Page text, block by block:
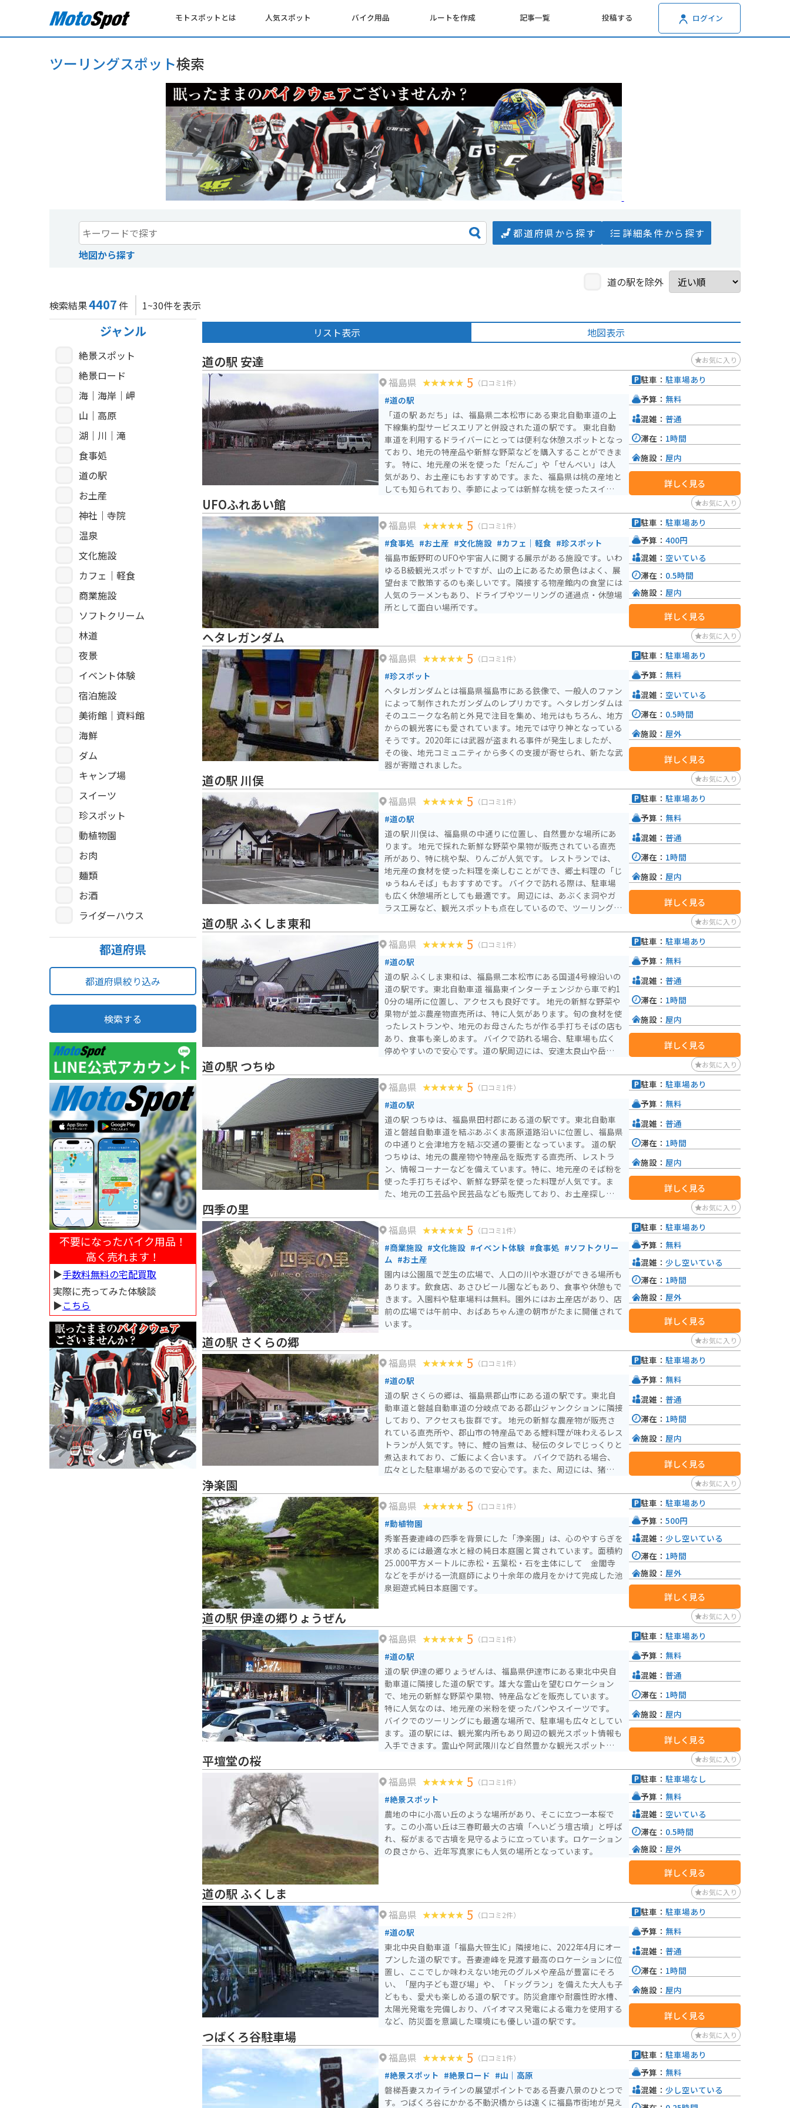
モトスポットとは 人気スポット バイク用品 ルートを作成 記事一覧 投稿する ログイン
ツーリングスポット検索
都道府県から探す
詳細条件から探す
地図から探す
道の駅を除外
検索結果4407件 1~30件を表示
ジャンル
絶景スポット
絶景ロード
海｜海岸｜岬
山｜高原
湖｜川｜滝
食事処
道の駅
お土産
神社｜寺院
温泉
文化施設
カフェ｜軽食
商業施設
ソフトクリーム
林道
夜景
イベント体験
宿泊施設
美術館｜資料館
海鮮
ダム
キャンプ場
スイーツ
珍スポット
動植物園
お肉
麺類
お酒
ライダーハウス
都道府県
都道府県絞り込み
検索する
不要になったバイク用品！
高く売れます！
▶︎手数料無料の宅配買取
実際に売ってみた体験談
▶︎こちら
リスト表示 地図表示
道の駅 安達 お気に入り
福島県 5 （口コミ1件）
#道の駅
「道の駅 あだち」は、福島県二本松市にある東北自動車道の上
下線集約型サービスエリアと併設された道の駅です。 東北自動
車道を利用するドライバーにとっては便利な休憩スポットとなっ
ており、地元の特産品や新鮮な野菜などを購入することができま
す。 特に、地元産の米を使った「だんご」や「せんべい」は人
気があり、お土産にもおすすめです。また、福島県は桃の産地と
しても知られており、季節によっては新鮮な桃を使ったスイーツ
広く確保されているので安心して立ち寄ることができます。道の
駅周辺には、安達太良山や岳温泉など、観光スポットも点在して
いるので、ツーリングの拠点としてもおすすめです。
駐車： 駐車場あり
予算： 無料
混雑： 普通
滞在： 1時間
施設： 屋内
詳しく見る
UFOふれあい館 お気に入り
福島県 5 （口コミ1件）
#食事処 #お土産 #文化施設 #カフェ｜軽食 #珍スポット
福島市飯野町のUFOや宇宙人に関する展示がある施設です。いわ
ゆるB級観光スポットですが、山の上にあるため景色はよく、展
望台まで散策するのも楽しいです。隣接する物産館内の食堂には
人気のラーメンもあり、ドライブやツーリングの通過点・休憩場
所として面白い場所です。
駐車： 駐車場あり
予算： 400円
混雑： 空いている
滞在： 0.5時間
施設： 屋内
詳しく見る
ヘタレガンダム お気に入り
福島県 5 （口コミ1件）
#珍スポット
ヘタレガンダムとは福島県福島市にある鉄像で、一般人のファン
によって制作されたガンダムのレプリカです。ヘタレガンダムは
そのユニークな名前と外見で注目を集め、地元はもちろん、地方
からの観光客にも愛されています。地元では守り神となっている
そうです。2020年には武器が盗まれる事件が発生しましたが、
その後、地元コミュニティから多くの支援が寄せられ、新たな武
器が寄贈されました。
駐車： 駐車場あり
予算： 無料
混雑： 空いている
滞在： 0.5時間
施設： 屋外
詳しく見る
道の駅 川俣 お気に入り
福島県 5 （口コミ1件）
#道の駅
道の駅 川俣は、福島県の中通りに位置し、自然豊かな場所にあ
ります。 地元で採れた新鮮な野菜や果物が販売されている直売
所があり、特に桃や梨、りんごが人気です。 レストランでは、
地元産の食材を使った料理を楽しむことができ、郷土料理の「じ
ゅうねんそば」もおすすめです。 バイクで訪れる際は、駐車場
も広く休憩場所としても最適です。 周辺には、あぶくま洞やガ
ラス工房など、観光スポットも点在しているので、ツーリングの
ャムやジュース、地酒などが人気です。
駐車： 駐車場あり
予算： 無料
混雑： 普通
滞在： 1時間
施設： 屋内
詳しく見る
道の駅 ふくしま東和 お気に入り
福島県 5 （口コミ1件）
#道の駅
道の駅 ふくしま東和は、福島県二本松市にある国道4号線沿いの
道の駅です。東北自動車道 福島東インターチェンジから車で約1
0分の場所に位置し、アクセスも良好です。 地元の新鮮な野菜や
果物が並ぶ農産物直売所は、特に人気があります。旬の食材を使
ったレストランや、地元のお母さんたちが作る手打ちそばの店も
あり、食事も楽しめます。 バイクで訪れる場合、駐車場も広く
停めやすいので安心です。道の駅周辺には、安達太良山や岳温泉
ングするのもおすすめです。 お土産には、地元産のりんごを使
ったジュースやジャム、銘菓の「ままどおる」などが人気です。
道の駅 ふくしま東和は、地元の魅力が詰まった施設なので、ぜ
ひ立ち寄ってみてください。
駐車： 駐車場あり
予算： 無料
混雑： 普通
滞在： 1時間
施設： 屋内
詳しく見る
道の駅 つちゆ お気に入り
福島県 5 （口コミ1件）
#道の駅
道の駅 つちゆは、福島県田村郡にある道の駅です。東北自動車
道と磐越自動車道を結ぶあぶくま高原道路沿いに位置し、福島県
の中通りと会津地方を結ぶ交通の要衝となっています。 道の駅
つちゆは、地元の農産物や特産品を販売する直売所、レストラ
ン、情報コーナーなどを備えています。特に、地元産のそば粉を
使った手打ちそばや、新鮮な野菜を使った料理が人気です。ま
た、地元の工芸品や民芸品なども販売しており、お土産探しにも
心して駐車できます。ツーリングの休憩場所としてもおすすめで
す。 周辺には、あぶくま洞や塔のへつり、温泉など、観光スポッ
トも豊富です。あぶくま洞は、日本最大級の鍾乳洞で、神秘的な
光景が広がっています。塔のへつりは、奇岩が連なる景勝地で、
国の天然記念物に指定されています。道の駅 つちゆは、これら
の観光スポットへのアクセスも良く、観光の拠点としても最適で
す。
駐車： 駐車場あり
予算： 無料
混雑： 普通
滞在： 1時間
施設： 屋内
詳しく見る
四季の里 お気に入り
福島県 5 （口コミ1件）
#商業施設 #文化施設 #イベント体験 #食事処 #ソフトクリー
ム #お土産
園内は公園風で芝生の広場で、人口の川や水遊びができる場所も
あります。飲食店、あさひビール園などもあり、食事や休憩もで
きます。入園料や駐車場料は無料。園外にはお土産店があり、店
前の広場では午前中、おばあちゃん達の朝市がたまに開催されて
います。
駐車： 駐車場あり
予算： 無料
混雑： 少し空いている
滞在： 1時間
施設： 屋外
詳しく見る
道の駅 さくらの郷 お気に入り
福島県 5 （口コミ1件）
#道の駅
道の駅 さくらの郷は、福島県郡山市にある道の駅です。東北自
動車道と磐越自動車道の分岐点である郡山ジャンクションに隣接
しており、アクセスも抜群です。 地元の新鮮な農産物が販売さ
れている直売所や、郡山市の特産品である鯉料理が味わえるレス
トランが人気です。特に、鯉の旨煮は、秘伝のタレでじっくりと
煮込まれており、ご飯によく合います。 バイクで訪れる場合、
広々とした駐車場があるので安心です。また、周辺には、猪苗代
ングの拠点としても最適です。 道の駅 さくらの郷は、地元の美
味しいものや美しい景色を満喫できるスポットです。ぜひ一度足
を運んでみてください。
駐車： 駐車場あり
予算： 無料
混雑： 普通
滞在： 1時間
施設： 屋内
詳しく見る
浄楽園 お気に入り
福島県 5 （口コミ1件）
#動植物園
秀峯吾妻連峰の四季を背景にした「浄楽園」は、心のやすらぎを
求めるには最適な水と緑の純日本庭園と賞されています。面積約
25.000平方メートルに赤松・五葉松・石を主体にして 金閣寺
などを手がける一流庭師により十余年の歳月をかけて完成した池
泉廻遊式純日本庭園です。
駐車： 駐車場あり
予算： 500円
混雑： 少し空いている
滞在： 1時間
施設： 屋外
詳しく見る
道の駅 伊達の郷りょうぜん お気に入り
福島県 5 （口コミ1件）
#道の駅
道の駅 伊達の郷りょうぜんは、福島県伊達市にある東北中央自
動車道に隣接した道の駅です。雄大な霊山を望むロケーション
で、地元の新鮮な野菜や果物、特産品などを販売しています。
特に人気なのは、地元産の米粉を使ったパンやスイーツです。
バイクでのツーリングにも最適な場所で、駐車場も広々としてい
ます。道の駅には、観光案内所もあり周辺の観光スポット情報も
入手できます。霊山や阿武隈川など自然豊かな観光スポットも多
でしょうか。
駐車： 駐車場あり
予算： 無料
混雑： 普通
滞在： 1時間
施設： 屋内
詳しく見る
平壇堂の桜 お気に入り
福島県 5 （口コミ1件）
#絶景スポット
農地の中に小高い丘のような場所があり、そこに立つ一本桜で
す。この小高い丘は三春町最大の古墳「へいどう壇古墳」と呼ば
れ、桜がまるで古墳を見守るように立っています。ロケーション
の良さから、近年写真家にも人気の場所となっています。
駐車： 駐車場なし
予算： 無料
混雑： 空いている
滞在： 0.5時間
施設： 屋外
詳しく見る
道の駅 ふくしま お気に入り
福島県 5 （口コミ2件）
#道の駅
東北中央自動車道「福島大笹生IC」隣接地に、2022年4月にオー
プンした道の駅です。吾妻連峰を見渡す最高のロケーションに位
置し、ここでしか味わえない地元のグルメや産品が豊富にそろ
い、「屋内子ども遊び場」や、「ドッグラン」を備えた大人も子
どもも、愛犬も楽しめる道の駅です。防災倉庫や耐震性貯水槽、
太陽光発電を完備しおり、バイオマス発電による電力を使用する
など、防災面を意識した環境にも優しい道の駅です。
駐車： 駐車場あり
予算： 無料
混雑： 普通
滞在： 1時間
施設： 屋内
詳しく見る
つばくろ谷駐車場 お気に入り
福島県 5 （口コミ1件）
#絶景スポット #絶景ロード #山｜高原
磐梯吾妻スカイラインの展望ポイントである吾妻八景のひとつで
す。つばくろ谷にかかる不動沢橋からは遠くに福島市街地が見え
駐車： 駐車場あり
予算： 無料
混雑： 少し空いている